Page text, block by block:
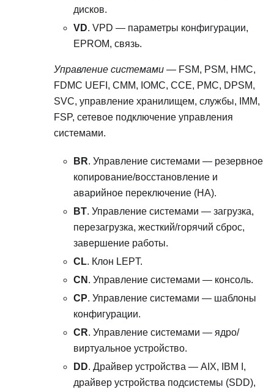
дисков.
VD. VPD — параметры конфигурации,
EPROM, связь.
Управление системами — FSM, PSM, HMC,
FDMC UEFI, CMM, IOMC, CCE, PMC, DPSM,
SVC, управление хранилищем, службы, IMM,
FSP, сетевое подключение управления
системами.
BR. Управление системами — резервное
копирование/восстановление и
аварийное переключение (HA).
BT. Управление системами — загрузка,
перезагрузка, жесткий/горячий сброс,
завершение работы.
CL. Клон LEPT.
CN . Управление системами — консоль.
CP. Управление системами — шаблоны
конфигурации.
CR. Управление системами — ядро/
виртуальное устройство.
DD. Драйвер устройства — AIX, IBM I,
драйвер устройства подсистемы (SDD),